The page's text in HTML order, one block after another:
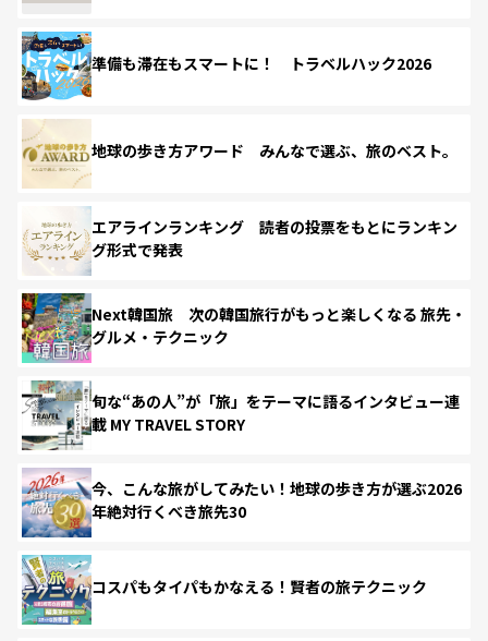
準備も滞在もスマートに！ トラベルハック2026
地球の歩き方アワード みんなで選ぶ、旅のベスト。
エアラインランキング 読者の投票をもとにランキン
グ形式で発表
Next韓国旅 次の韓国旅行がもっと楽しくなる 旅先・
グルメ・テクニック
旬な“あの人”が「旅」をテーマに語るインタビュー連
載 MY TRAVEL STORY
今、こんな旅がしてみたい！地球の歩き方が選ぶ2026
年絶対行くべき旅先30
コスパもタイパもかなえる！賢者の旅テクニック